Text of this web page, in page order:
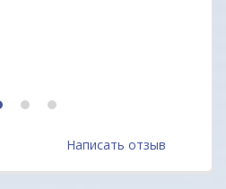
2 3
Написать отзыв